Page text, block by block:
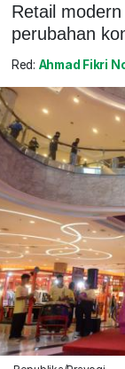
Retail
perubahan
Red: Ahmad Fikri